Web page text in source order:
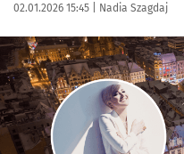
Data publikacji:
02.01.2026 15:45 | Autor:
Nadia Szagdaj
Kliknij, aby powiększyć